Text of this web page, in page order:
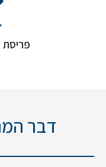
פריסת
דבר